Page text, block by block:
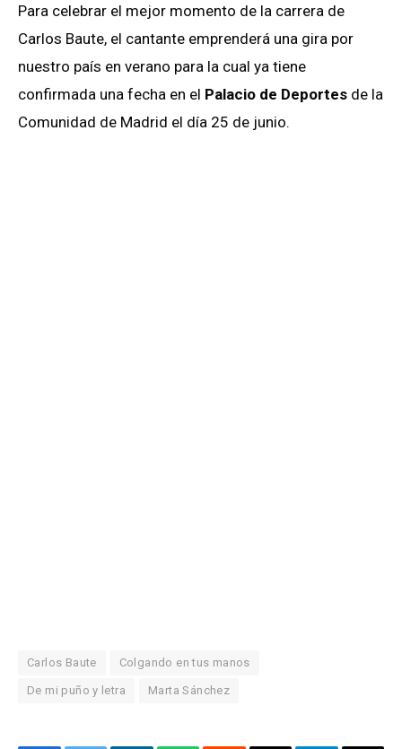
Para celebrar el mejor momento de la carrera de
Carlos Baute, el cantante emprenderá una gira por
nuestro país en verano para la cual ya tiene
confirmada una fecha en el Palacio de Deportes de la
Comunidad de Madrid el día 25 de junio.
Carlos Baute Colgando en tus manos
De mi puño y letra Marta Sánchez